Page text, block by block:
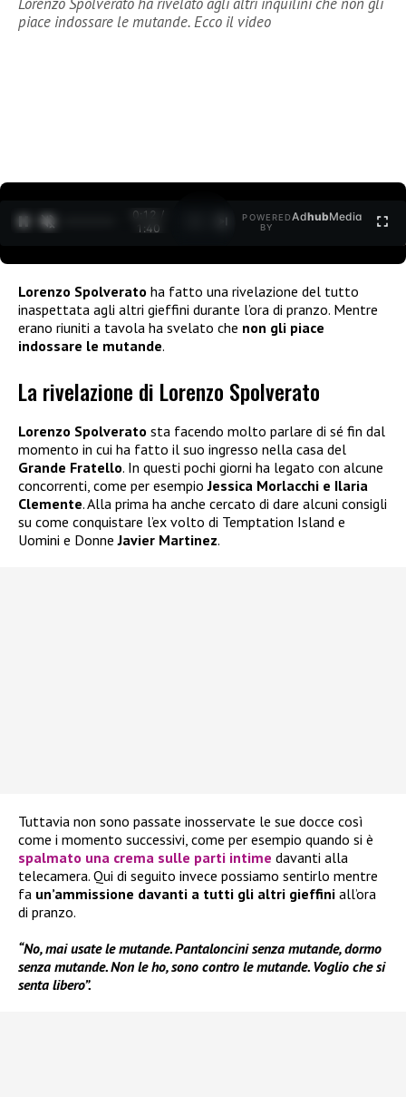
piace indossare le mutande. Ecco il video
0:12 /
1:40
POWERED
BY
AdhubMedia
Lorenzo Spolverato ha fatto una rivelazione del tutto
inaspettata agli altri gieffini durante l’ora di pranzo. Mentre
erano riuniti a tavola ha svelato che non gli piace
indossare le mutande.
La rivelazione di Lorenzo Spolverato
Lorenzo Spolverato sta facendo molto parlare di sé fin dal
momento in cui ha fatto il suo ingresso nella casa del
Grande Fratello. In questi pochi giorni ha legato con alcune
concorrenti, come per esempioJessica Morlacchi e Ilaria
Clemente. Alla prima ha anche cercato di dare alcuni consigli
su come conquistare l’ex volto di Temptation Island e
Uomini e DonneJavier Martinez.
Tuttavia non sono passate inosservate le sue docce così
come i momento successivi, come per esempio quando si è
spalmato una crema sulle parti intime davanti alla
telecamera. Qui di seguito invece possiamo sentirlo mentre
fa un’ammissione davanti a tutti gli altri gieffini all’ora
di pranzo.
“No, mai usate le mutande. Pantaloncini senza mutande, dormo
senza mutande. Non le ho, sono contro le mutande. Voglio che si
senta libero”.